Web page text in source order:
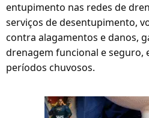
entupimento nas redes de
serviços de desentupimento,
contra alagamentos e danos,
drenagem funcional e seguro,
períodos chuvosos.